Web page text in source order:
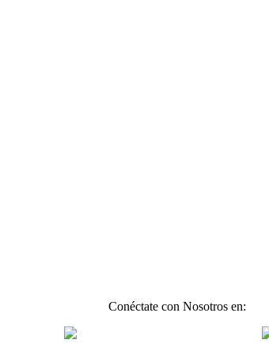
Conéctate con Nosotros en: